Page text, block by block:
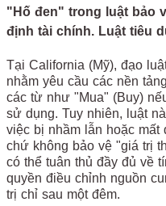
"Hố đen" trong luật bảo
định tài chính. Luật tiêu
Tại California (Mỹ), đạo
nhằm yêu cầu các nền
các từ như "Mua" (Buy)
sử dụng. Tuy nhiên, luật
việc bị nhầm lẫn hoặc mất
chứ không bảo vệ "giá trị
có thể tuân thủ đầy đủ về
quyền điều chỉnh nguồn
trị chỉ sau một đêm.